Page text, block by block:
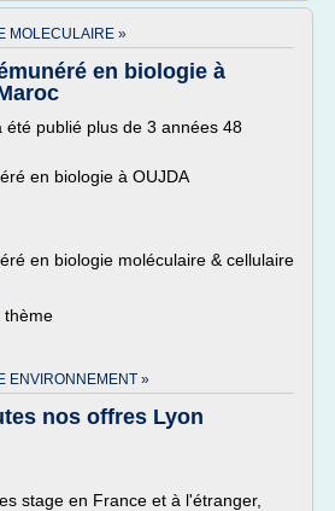
MOLECULAIRE »
en biologie à
été publié plus de 3 années 48
en biologie à OUJDA
en biologie moléculaire & cellulaire
thème
ENVIRONNEMENT »
nos offres Lyon
stage en France et à l'étranger,